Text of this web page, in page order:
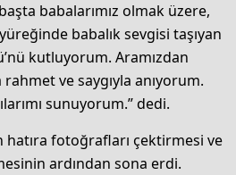
babalarımız olmak üzere,
babalık sevgisi taşıyan
kutluyorum. Aramızdan
rahmet ve saygıyla anıyorum.
sunuyorum.” dedi.
hatıra fotoğrafları çektirmesi ve
ardından sona erdi.